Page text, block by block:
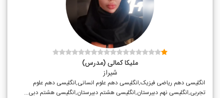
ملیکا کمالی (مدرس)
شیراز
انگلیسی دهم ریاضی فیزیک,انگلیسی دهم علوم انسانی,انگلیسی دهم علوم
تجربی,انگلیسی نهم دبیرستان,انگلیسی هشتم دبیرستان,انگلیسی هشتم دبی...